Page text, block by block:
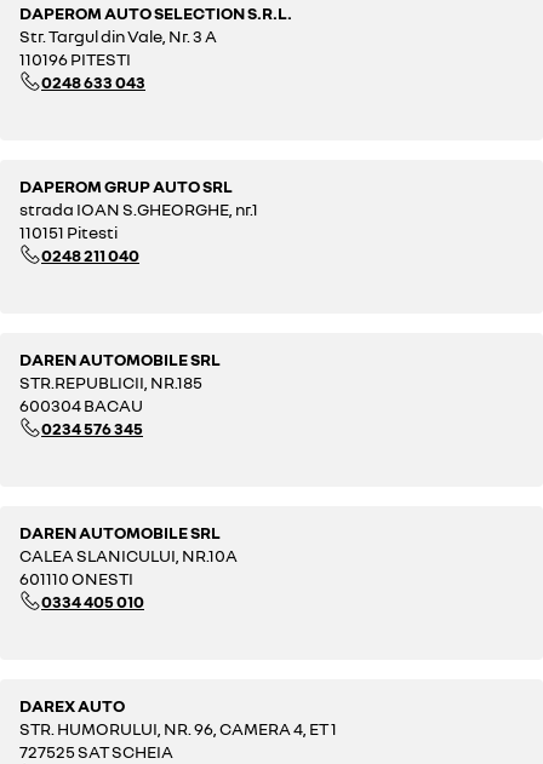
DAPEROM AUTO SELECTION S.R.L.
Str. Targul din Vale, Nr. 3 A
110196 PITESTI
0248 633 043
DAPEROM GRUP AUTO SRL
strada IOAN S.GHEORGHE, nr.1
110151 Pitesti
0248 211 040
DAREN AUTOMOBILE SRL
STR.REPUBLICII, NR.185
600304 BACAU
0234 576 345
DAREN AUTOMOBILE SRL
CALEA SLANICULUI, NR.10A
601110 ONESTI
0334 405 010
DAREX AUTO
STR. HUMORULUI, NR. 96, CAMERA 4, ET 1
727525 SAT SCHEIA